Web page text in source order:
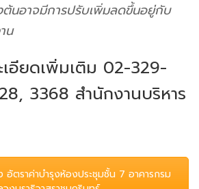
ต้นอาจมีการปรับเพิ่มลดขึ้นอยู่กับ
น
เอียดเพิ่มเติม 02-329-
3368 สำนักงานบริหาร
อัตราค่าบำรุงห้องประชุมชั้น 7 อาคารกรม